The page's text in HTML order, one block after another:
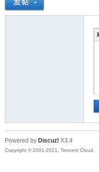
Powered by Discuz! X3.4
Copyright © 2001-2021, Tencent Cloud.